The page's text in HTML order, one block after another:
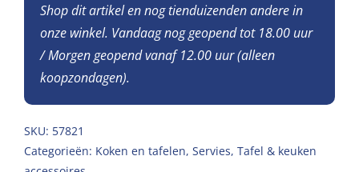
Shop dit artikel en nog tienduizenden andere in
onze winkel. Vandaag nog geopend tot 18.00 uur
/ Morgen geopend vanaf 12.00 uur (alleen
koopzondagen).
SKU: 57821
Categorieën: Koken en tafelen, Servies, Tafel & keuken